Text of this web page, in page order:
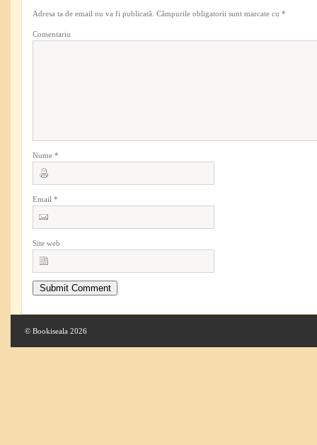
Adresa ta de email nu va fi publicată. Câmpurile obligatorii sunt marcate cu *
Comentariu
Nume *
Email *
Site web
© Bookiseala 2026